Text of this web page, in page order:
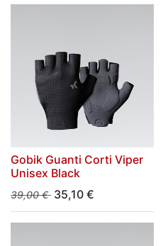
Gobik Guanti Corti Viper
Unisex Black
39,00€ 35,10 €